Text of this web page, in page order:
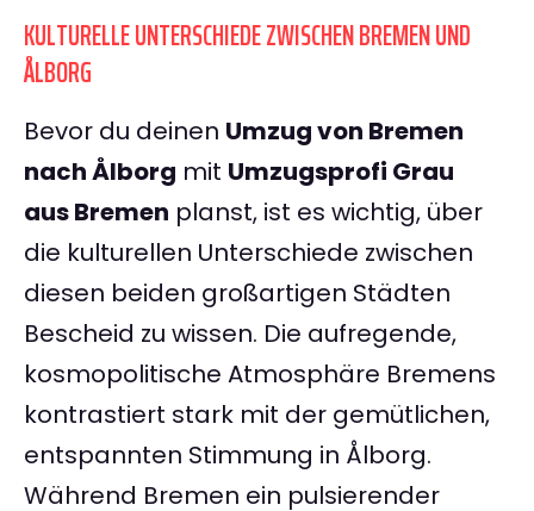
KULTURELLE UNTERSCHIEDE ZWISCHEN BREMEN UND
ÅLBORG
Bevor du deinen Umzug von Bremen
nach Ålborg mit Umzugsprofi Grau
aus Bremen planst, ist es wichtig, über
die kulturellen Unterschiede zwischen
diesen beiden großartigen Städten
Bescheid zu wissen. Die aufregende,
kosmopolitische Atmosphäre Bremens
kontrastiert stark mit der gemütlichen,
entspannten Stimmung in Ålborg.
Während Bremen ein pulsierender